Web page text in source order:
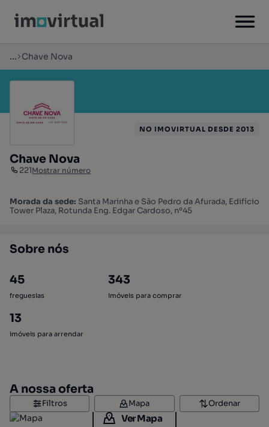
... Chave Nova
Chave Nova
221Mostrar número
Morada da sede: Santa Marinha e São Pedro da Afurada, Edifício
Tower Plaza, Rotunda Eng. Edgar Cardoso, nº45
NO IMOVIRTUAL DESDE 2013
Sobre nós
45
freguesias
343
imóveis para comprar
13
imóveis para arrendar
A nossa oferta
Filtros Mapa Ordenar
Ver Mapa